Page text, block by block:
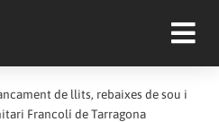
de llits, rebaixes de sou i
Francolí de Tarragona